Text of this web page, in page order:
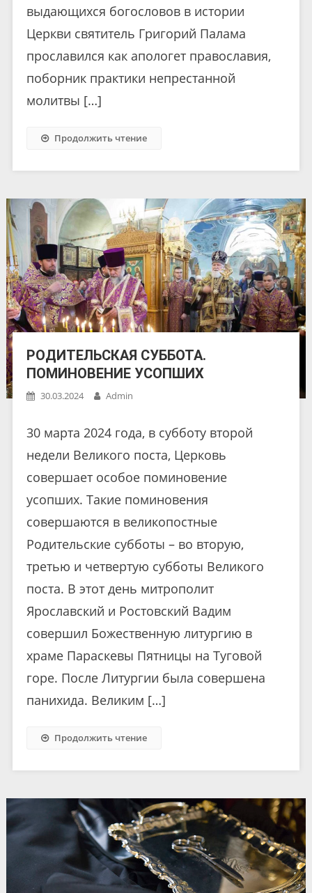
выдающихся богословов в истории
Церкви святитель Григорий Палама
прославился как апологет православия,
поборник практики непрестанной
молитвы […]
Продолжить чтение
РОДИТЕЛЬСКАЯ СУББОТА.
ПОМИНОВЕНИЕ УСОПШИХ
30.03.2024 Admin
30 марта 2024 года, в субботу второй
недели Великого поста, Церковь
совершает особое поминовение
усопших. Такие поминовения
совершаются в великопостные
Родительские субботы – во вторую,
третью и четвертую субботы Великого
поста. В этот день митрополит
Ярославский и Ростовский Вадим
совершил Божественную литургию в
храме Параскевы Пятницы на Туговой
горе. После Литургии была совершена
панихида. Великим […]
Продолжить чтение